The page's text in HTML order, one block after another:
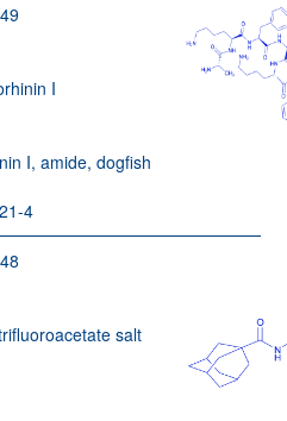
I
I, amide, dogfish
4
salt